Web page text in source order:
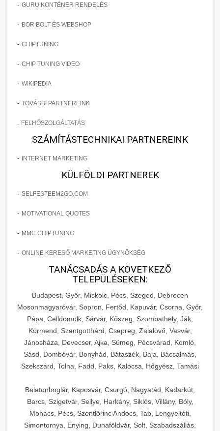
- GURU KONTÉNER RENDELÉS
- BOR BOLT ÉS WEBSHOP
- CHIPTUNING
- CHIP TUNING VIDEO
- WIKIPEDIA
- TOVÁBBI PARTNEREINK
FELHŐSZOLGÁLTATÁS
SZÁMÍTÁSTECHNIKAI PARTNEREINK
- INTERNET MARKETING
KÜLFÖLDI PARTNEREK
- SELFESTEEM2GO.COM
- MOTIVATIONAL QUOTES
- MMC CHIPTUNING
- ONLINE KERESŐ MARKETING ÜGYNÖKSÉG
TANÁCSADÁS A KÖVETKEZŐ
TELEPÜLÉSEKEN:
Budapest, Győr, Miskolc, Pécs, Szeged, Debrecen
Mosonmagyaróvár, Sopron, Fertőd, Kapuvár, Csorna, Győr,
Pápa, Celldömölk, Sárvár, Kőszeg, Szombathely, Ják,
Körmend, Szentgotthárd, Csepreg, Zalalövő, Vasvár,
Jánosháza, Devecser, Ajka, Sümeg, Pécsvárad, Komló,
Sásd, Dombóvár, Bonyhád, Bátaszék, Baja, Bácsalmás,
Szekszárd, Tolna, Fadd, Paks, Kalocsa, Hőgyész, Tamási
Balatonboglár, Kaposvár, Csurgó, Nagyatád, Kadarkút,
Barcs, Szigetvár, Sellye, Harkány, Siklós, Villány, Bóly,
Mohács, Pécs, Szentlőrinc Andocs, Tab, Lengyeltóti,
Simontornya, Enying, Dunaföldvár, Solt, Szabadszállás,